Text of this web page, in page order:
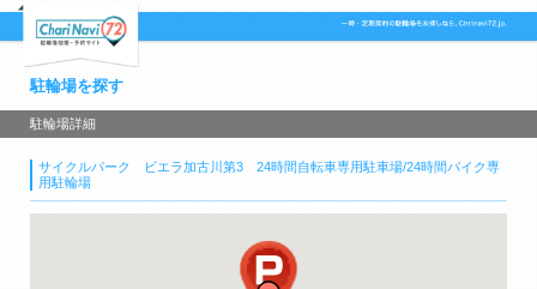
駐輪場を探す
駐輪場詳細
サイクルパーク ビエラ加古川第3 24時間自転車専用駐車場/24時間バイク専
用駐輪場